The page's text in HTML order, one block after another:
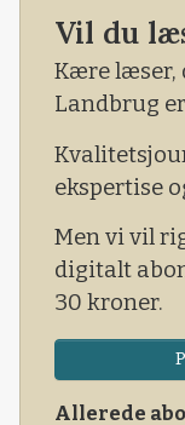
strategisk
behandling,
navlebrok og
en lavere
Vil du
Kære læser,
Landbrug
ekspertise
Men vi vil
digitalt
30 kroner.
Allerede